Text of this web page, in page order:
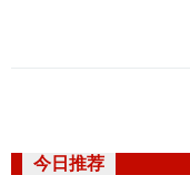
今日推荐